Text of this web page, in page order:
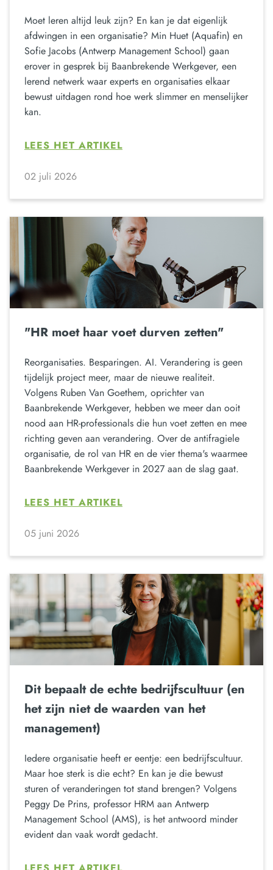
Moet leren altijd leuk zijn? En kan je dat eigenlijk
afdwingen in een organisatie? Min Huet (Aquafin) en
Sofie Jacobs (Antwerp Management School) gaan
erover in gesprek bij Baanbrekende Werkgever, een
lerend netwerk waar experts en organisaties elkaar
bewust uitdagen rond hoe werk slimmer en menselijker
kan.
LEES HET ARTIKEL
02 juli 2026
"HR moet haar voet durven zetten"
Reorganisaties. Besparingen. AI. Verandering is geen
tijdelijk project meer, maar de nieuwe realiteit.
Volgens Ruben Van Goethem, oprichter van
Baanbrekende Werkgever, hebben we meer dan ooit
nood aan HR-professionals die hun voet zetten en mee
richting geven aan verandering. Over de antifragiele
organisatie, de rol van HR en de vier thema's waarmee
Baanbrekende Werkgever in 2027 aan de slag gaat.
LEES HET ARTIKEL
05 juni 2026
Dit bepaalt de echte bedrijfscultuur (en
het zijn niet de waarden van het
management)
Iedere organisatie heeft er eentje: een bedrijfscultuur.
Maar hoe sterk is die echt? En kan je die bewust
sturen of veranderingen tot stand brengen? Volgens
Peggy De Prins, professor HRM aan Antwerp
Management School (AMS), is het antwoord minder
evident dan vaak wordt gedacht.